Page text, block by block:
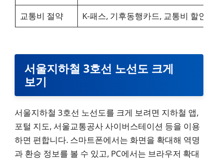
교통비 절약
K-패스, 기후동행카드, 교통비 할인
서울지하철 3호선 노선도 크게
보기
서울지하철 3호선 노선도를 크게 보려면 지하철 앱,
포털 지도, 서울교통공사 사이버스테이션 등을 이용
하면 편합니다. 스마트폰에서는 화면을 확대해 역명
과 환승 정보를 볼 수 있고, PC에서는 브라우저 확대